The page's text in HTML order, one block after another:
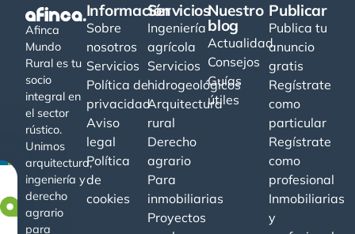
Afinca
Mundo
Rural es tu
socio
integral en
el sector
rústico.
Unimos
arquitectura,
ingeniería y
derecho
agrario
para
Información
Sobre
nosotros
Servicios
Política de
privacidad
Aviso
legal
Política
de
cookies
Servicios
Ingeniería
agrícola
Servicios
hidrogeológicos
Arquitectura
rural
Derecho
agrario
Para
inmobiliarias
Proyectos
Nuestro
blog
Actualidad
Consejos
Guías
útiles
Publicar
Publica tu
anuncio
gratis
Regístrate
como
particular
Regístrate
como
profesional
Inmobiliarias
y
−20%